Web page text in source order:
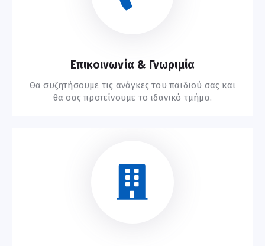
Επικοινωνία & Γνωριμία
Θα συζητήσουμε τις ανάγκες του παιδιού σας και
θα σας προτείνουμε το ιδανικό τμήμα.